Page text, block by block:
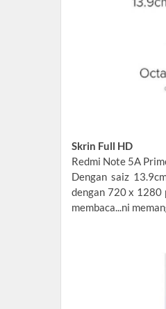
Skrin Full HD
Redmi Note 5A
Dengan saiz
dengan 720 x 1280
membaca...ni